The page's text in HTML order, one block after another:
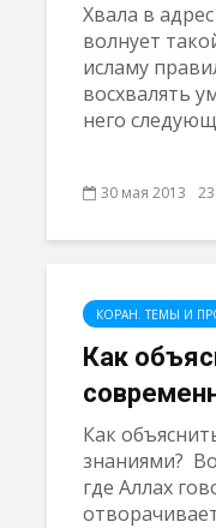
Хвала в
волнует
исламу
восхвалять
него
30 мая 2013
КОРАН. ТЕМЫ И
Как
Как
знаниями?
где Аллах